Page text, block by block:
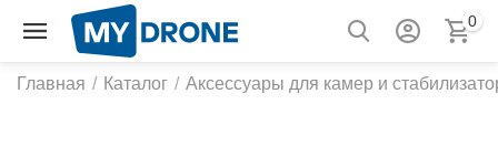
0
Главная / Каталог / Аксессуары для камер и